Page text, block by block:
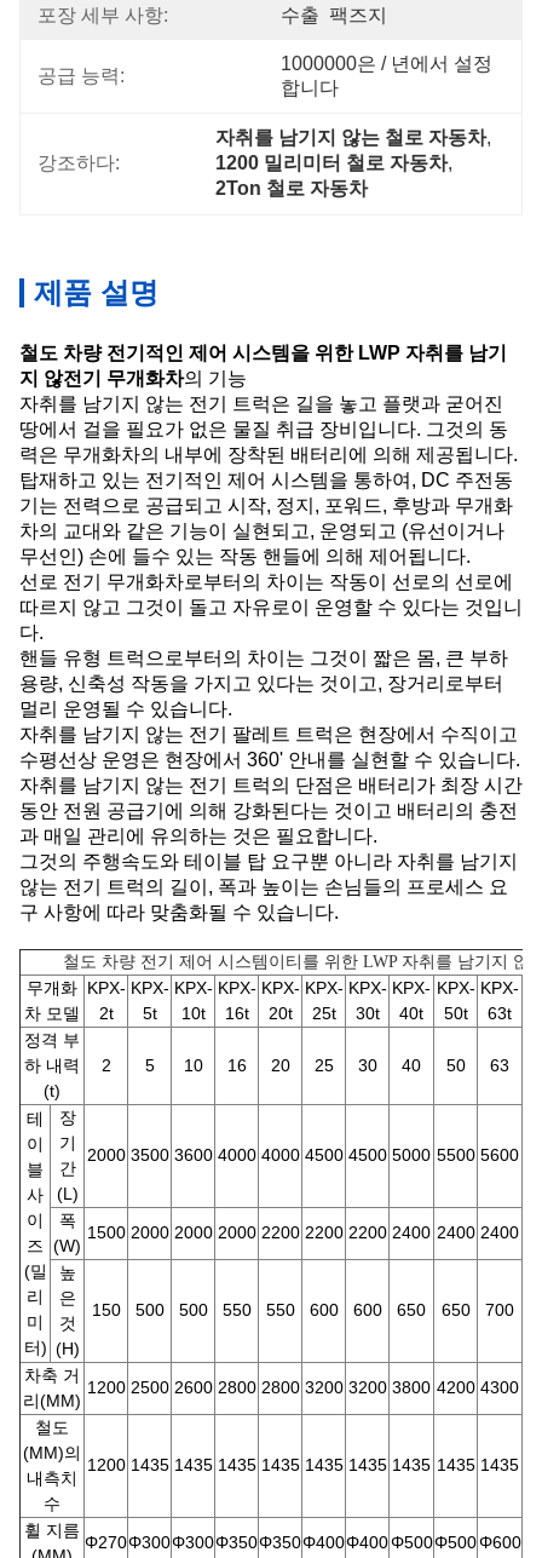
포장 세부 사항: 수출  팩즈지
공급 능력:
1000000은 / 년에서 설정
합니다
강조하다:
자취를 남기지 않는 철로 자동차,
1200 밀리미터 철로 자동차,
2Ton 철로 자동차
제품 설명
철도 차량 전기적인 제어 시스템을 위한 LWP 자취를 남기
지 않전기 무개화차의 기능
자취를 남기지 않는 전기 트럭은 길을 놓고 플랫과 굳어진
땅에서 걸을 필요가 없은 물질 취급 장비입니다. 그것의 동
력은 무개화차의 내부에 장착된 배터리에 의해 제공됩니다.
탑재하고 있는 전기적인 제어 시스템을 통하여, DC 주전동
기는 전력으로 공급되고 시작, 정지, 포워드, 후방과 무개화
차의 교대와 같은 기능이 실현되고, 운영되고 (유선이거나
무선인) 손에 들수 있는 작동 핸들에 의해 제어됩니다.
선로 전기 무개화차로부터의 차이는 작동이 선로의 선로에
따르지 않고 그것이 돌고 자유로이 운영할 수 있다는 것입니
다.
핸들 유형 트럭으로부터의 차이는 그것이 짧은 몸, 큰 부하
용량, 신축성 작동을 가지고 있다는 것이고, 장거리로부터
멀리 운영될 수 있습니다.
자취를 남기지 않는 전기 팔레트 트럭은 현장에서 수직이고
수평선상 운영은 현장에서 360' 안내를 실현할 수 있습니다.
자취를 남기지 않는 전기 트럭의 단점은 배터리가 최장 시간
동안 전원 공급기에 의해 강화된다는 것이고 배터리의 충전
과 매일 관리에 유의하는 것은 필요합니다.
그것의 주행속도와 테이블 탑 요구뿐 아니라 자취를 남기지
않는 전기 트럭의 길이, 폭과 높이는 손님들의 프로세스 요
구 사항에 따라 맞춤화될 수 있습니다.
철도 차량 전기 제어 시스템이티를 위한 LWP 자취를 남기지 않
무개화
차 모델
KPX-
2t
KPX-
5t
KPX-
10t
KPX-
16t
KPX-
20t
KPX-
25t
KPX-
30t
KPX-
40t
KPX-
50t
KPX-
63t
정격 부
하 내력
(t)
2 5 10 16 20 25 30 40 50 63
테
이
블
사
이
즈
(밀
리
미
터)
장
기
간
(L)
2000 3500 3600 4000 4000 4500 4500 5000 5500 5600
폭
(W)
1500 2000 2000 2000 2200 2200 2200 2400 2400 2400
높
은
것
(H)
150 500 500 550 550 600 600 650 650 700
차축 거
리(MM)
1200 2500 2600 2800 2800 3200 3200 3800 4200 4300
철도
(MM)의
내측치
수
1200 1435 1435 1435 1435 1435 1435 1435 1435 1435
휠 지름
Φ270Φ300Φ300Φ350Φ350Φ400Φ400Φ500Φ500Φ600